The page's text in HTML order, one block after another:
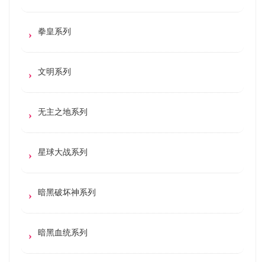
拳皇系列
文明系列
无主之地系列
星球大战系列
暗黑破坏神系列
暗黑血统系列